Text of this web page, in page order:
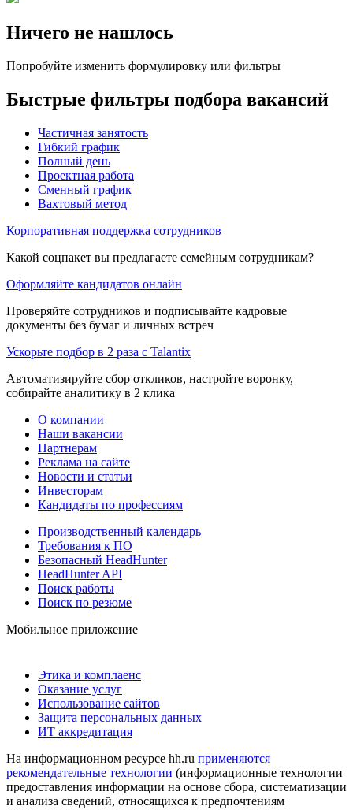
Ничего не нашлось
Попробуйте изменить формулировку или фильтры
Быстрые фильтры подбора вакансий
Частичная занятость
Гибкий график
Полный день
Проектная работа
Сменный график
Вахтовый метод
Корпоративная поддержка сотрудников
Какой соцпакет вы предлагаете семейным сотрудникам?
Оформляйте кандидатов онлайн
Проверяйте сотрудников и подписывайте кадровые
документы без бумаг и личных встреч
Ускорьте подбор в 2 раза с Talantix
Автоматизируйте сбор откликов, настройте воронку,
собирайте аналитику в 2 клика
О компании
Наши вакансии
Партнерам
Реклама на сайте
Новости и статьи
Инвесторам
Кандидаты по профессиям
Производственный календарь
Требования к ПО
Безопасный HeadHunter
HeadHunter API
Поиск работы
Поиск по резюме
Мобильное приложение
Этика и комплаенс
Оказание услуг
Использование сайтов
Защита персональных данных
ИТ аккредитация
На информационном ресурсе hh.ru применяются
рекомендательные технологии (информационные технологии
предоставления информации на основе сбора, систематизации
и анализа сведений, относящихся к предпочтениям